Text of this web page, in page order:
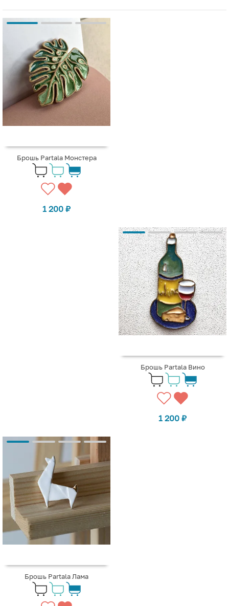
Брошь Partala Монстера
1 200 ₽
Брошь Partala Вино
1 200 ₽
Брошь Partala Лама